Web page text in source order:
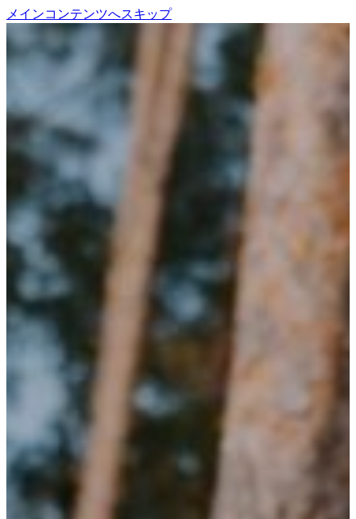
メインコンテンツへスキップ